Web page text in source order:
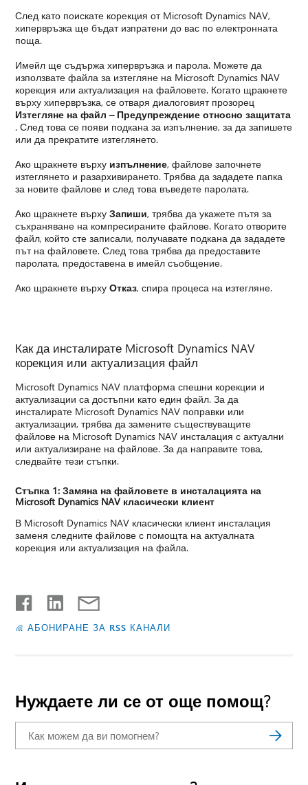
След като поискате корекция от Microsoft Dynamics NAV,
хипервръзка ще бъдат изпратени до вас по електронната
поща.
Имейл ще съдържа хипервръзка и парола. Можете да
използвате файла за изтегляне на Microsoft Dynamics NAV
корекция или актуализация на файловете. Когато щракнете
върху хипервръзка, се отваря диалоговият прозорец
Изтегляне на файл – Предупреждение относно защитата
. След това се появи подкана за изпълнение, за да запишете
или да прекратите изтеглянето.
Ако щракнете върху изпълнение, файлове започнете
изтеглянето и разархивирането. Трябва да зададете папка
за новите файлове и след това въведете паролата.
Ако щракнете върхуЗапиши, трябва да укажете пътя за
съхраняване на компресираните файлове. Когато отворите
файл, който сте записали, получавате подкана да зададете
път на файловете. След това трябва да предоставите
паролата, предоставена в имейл съобщение.
Ако щракнете върхуОтказ, спира процеса на изтегляне.
Как да инсталирате Microsoft Dynamics NAV
корекция или актуализация файл
Microsoft Dynamics NAV платформа спешни корекции и
актуализации са достъпни като един файл. За да
инсталирате Microsoft Dynamics NAV поправки или
актуализации, трябва да замените съществуващите
файлове на Microsoft Dynamics NAV инсталация с актуални
или актуализиране на файлове. За да направите това,
следвайте тези стъпки.
Стъпка 1: Замяна на файловете в инсталацията на
Microsoft Dynamics NAV класически клиент
В Microsoft Dynamics NAV класически клиент инсталация
заменя следните файлове с помощта на актуалната
корекция или актуализация на файла.
АБОНИРАНЕ ЗА RSS КАНАЛИ
Нуждаете ли се от още помощ?